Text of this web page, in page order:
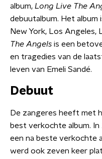
album, Long Live The
debuutalbum. Het album
New York, Los Angeles,
The Angels is een
en tragedies van de
leven van Emeli Sandé.
Debuut
De zangeres heeft met
best verkochte album.
een na beste verkochte
werd ook zeven keer